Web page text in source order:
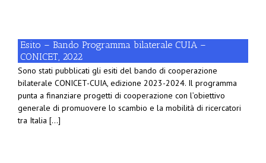
Esito – Bando Programma bilaterale CUIA –
CONICET, 2022
Sono stati pubblicati gli esiti del bando di cooperazione
bilaterale CONICET-CUIA, edizione 2023-2024. Il programma
punta a finanziare progetti di cooperazione con l’obiettivo
generale di promuovere lo scambio e la mobilità di ricercatori
tra Italia [...]